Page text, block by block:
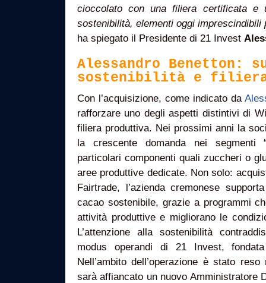
cioccolato con una filiera certificata e
sostenibilità, elementi oggi imprescindibili
ha spiegato il Presidente di 21 Invest
Alessandro Benetton:
sostenibilità e
Con l’acquisizione, come indicato da
rafforzare uno degli aspetti distintivi di
filiera produttiva. Nei prossimi anni la
la crescente domanda nei segmenti
particolari componenti quali zuccheri o
aree produttive dedicate. Non solo:
Fairtrade, l’azienda cremonese
cacao sostenibile, grazie a programmi
attività produttive e migliorano le
L’attenzione alla sostenibilità
modus operandi di 21 Invest,
Nell’ambito dell’operazione è stato
sarà affiancato un nuovo Amministratore